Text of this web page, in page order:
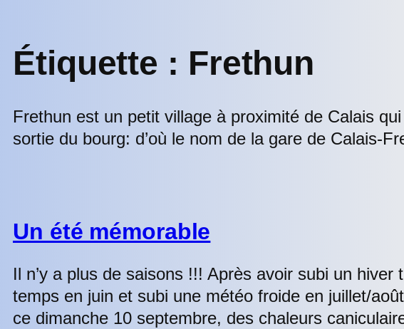
Étiquette : Frethun
Frethun est un petit village à proximité de Calais
sortie du bourg: d’où le nom de la gare de Calais-
Un été mémorable
Il n’y a plus de saisons !!! Après avoir subi un
temps en juin et subi une météo froide en juillet/
ce dimanche 10 septembre, des chaleurs